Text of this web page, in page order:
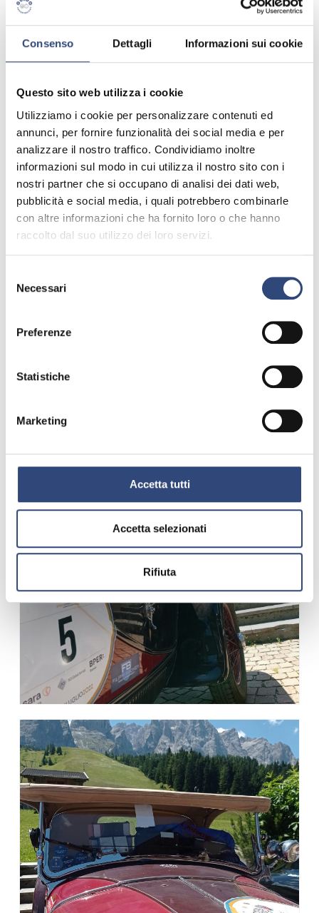
Consenso Dettagli Informazioni sui cookie
Questo sito web utilizza i cookie
Utilizziamo i cookie per personalizzare contenuti ed
annunci, per fornire funzionalità dei social media e per
analizzare il nostro traffico. Condividiamo inoltre
informazioni sul modo in cui utilizza il nostro sito con i
nostri partner che si occupano di analisi dei dati web,
pubblicità e social media, i quali potrebbero combinarle
con altre informazioni che ha fornito loro o che hanno
raccolto dal suo utilizzo dei loro servizi.
delNecessari
Preferenze
Statistiche
Marketing
Accetta tutti
Accetta selezionati
Rifiuta
Ora un po' di riposo e poi pronti per
l’appuntamento con il Gran Premio Nuvolari.